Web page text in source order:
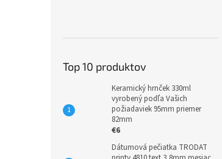
Top 10 produktov
Keramický hrnček 330ml
vyrobený podľa Vašich
požiadaviek 95mm priemer
82mm
€6
Dátumová pečiatka TRODAT